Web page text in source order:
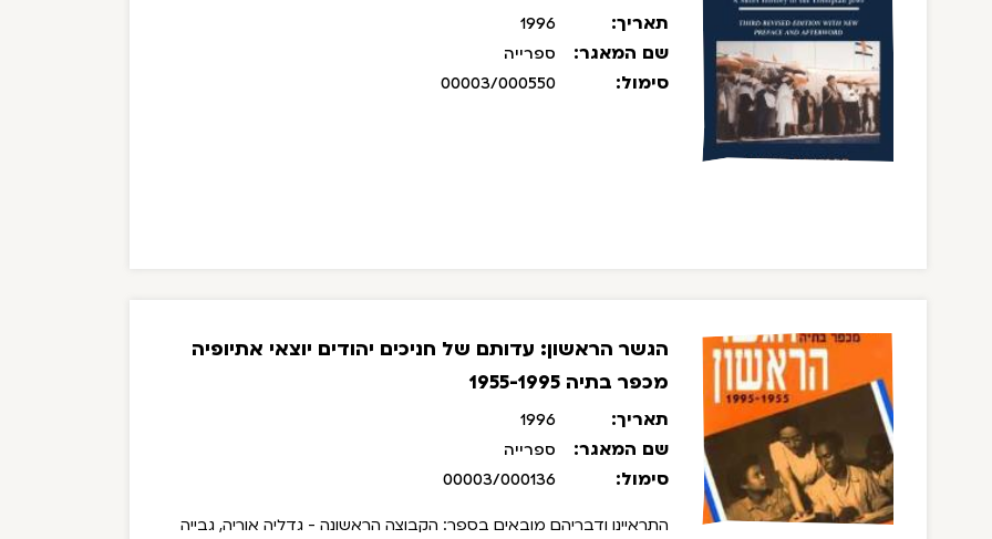
תאריך: 1996
שם המאגר: ספרייה
סימול: 00003/000550
הגשר הראשון: עדותם של חניכים יהודים יוצאי אתיופיה
מכפר בתיה 1955-1995
תאריך: 1996
שם המאגר: ספרייה
סימול: 00003/000136
התראיינו ודבריהם מובאים בספר: הקבוצה הראשונה - גדליה אוריה, גבייה